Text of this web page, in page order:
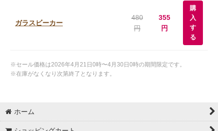
ガラスビーカー
480
円
355
円
購
入
す
る
※セール価格は2026年4月21日0時〜4月30日0時の期間限定です。
※在庫がなくなり次第終了となります。
ホーム